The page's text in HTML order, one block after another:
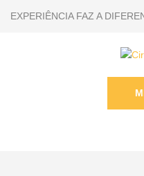
EXPERIÊNCIA FAZ A